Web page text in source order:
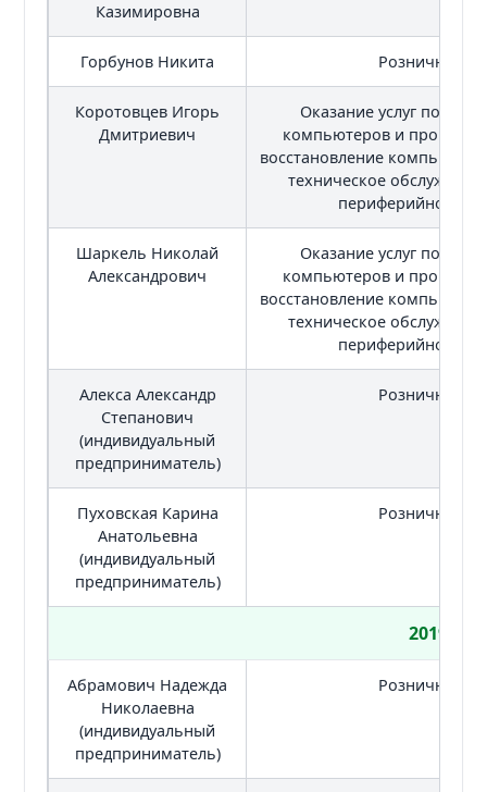
Казимировна
Горбунов Никита Розничная
Коротовцев Игорь
Дмитриевич
Оказание услуг по
компьютеров и
восстановление
техническое
периферийного
Шаркель Николай
Александрович
Оказание услуг по
компьютеров и
восстановление
техническое
периферийного
Алекса Александр
Степанович
(индивидуальный
предприниматель)
Розничная
Пуховская Карина
Анатольевна
(индивидуальный
предприниматель)
Розничная
2019
Абрамович Надежда
Николаевна
(индивидуальный
предприниматель)
Розничная